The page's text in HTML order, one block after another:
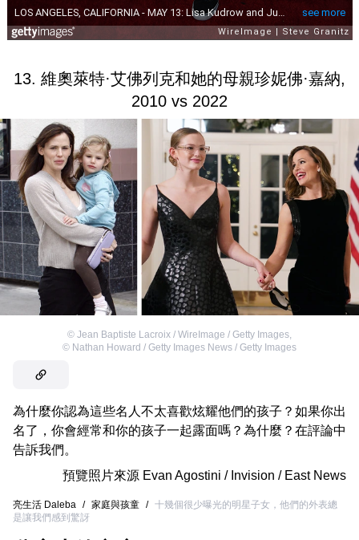
13. 維奧萊特·艾佛列克和她的母親珍妮佛·嘉納,
2010 vs 2022
© Jean Baptiste Lacroix / WireImage / Getty Images,
© Nathan Howard / Getty Images News / Getty Images
為什麼你認為這些名人不太喜歡炫耀他們的孩子？如果你出
名了，你會經常和你的孩子一起露面嗎？為什麼？在評論中
告訴我們。
預覽照片來源 Evan Agostini / Invision / East News
亮生活 Daleba / 家庭與孩童 / 十幾個很少曝光的明星子女，他們的外表總
是讓我們感到驚訝